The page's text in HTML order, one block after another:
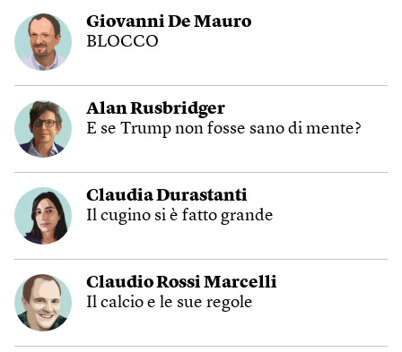
Giovanni De Mauro
BLOCCO
Alan Rusbridger
E se Trump non fosse sano di mente?
Claudia Durastanti
Il cugino si è fatto grande
Claudio Rossi Marcelli
Il calcio e le sue regole